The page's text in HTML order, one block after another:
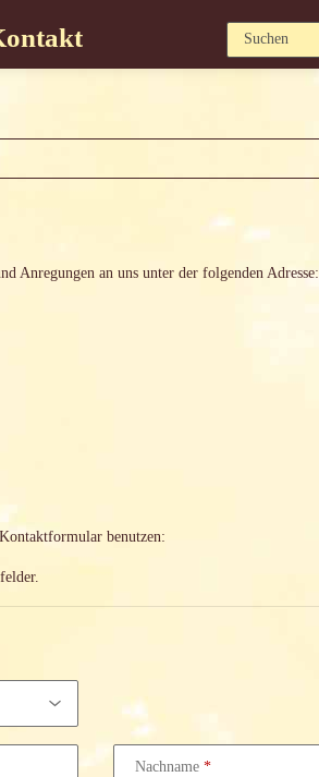
Anregungen an uns unter der folgenden Adresse:
benutzen:
Nachname